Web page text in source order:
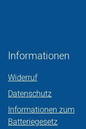
Informationen
Widerruf
Datenschutz
Informationen zum
Batteriegesetz